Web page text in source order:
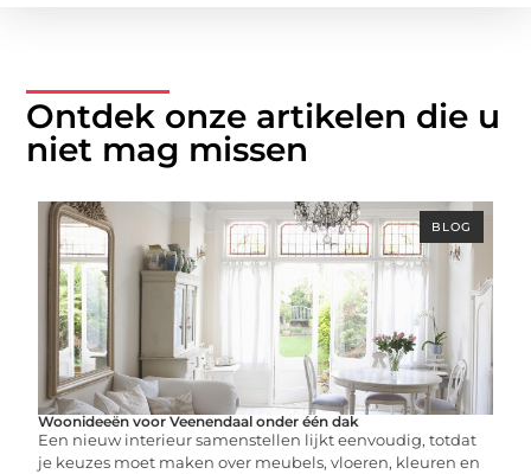
Ontdek onze artikelen die u
niet mag missen
BLOG
Woonideeën voor Veenendaal onder één dak
Een nieuw interieur samenstellen lijkt eenvoudig, totdat
je keuzes moet maken over meubels, vloeren, kleuren en